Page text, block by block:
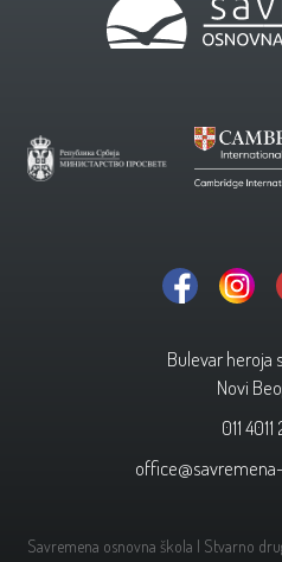
Bulevar heroja
Novi
011
Savremena osnovna škola | Stvarno